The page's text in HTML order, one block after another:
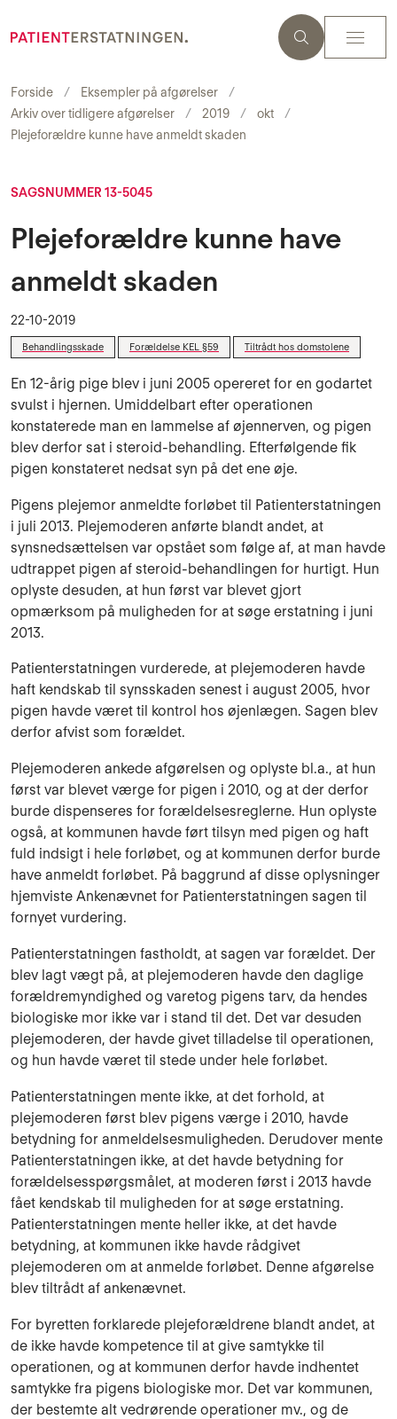
Forside
Eksempler på afgørelser
Arkiv over tidligere afgørelser
2019
okt
Plejeforældre kunne have anmeldt skaden
SAGSNUMMER 13-5045
Plejeforældre kunne have
anmeldt skaden
22-10-2019
Behandlingsskade Forældelse KEL §59 Tiltrådt hos domstolene
En 12-årig pige blev i juni 2005 opereret for en godartet
svulst i hjernen. Umiddelbart efter operationen
konstaterede man en lammelse af øjennerven, og pigen
blev derfor sat i steroid-behandling. Efterfølgende fik
pigen konstateret nedsat syn på det ene øje.
Pigens plejemor anmeldte forløbet til Patienterstatningen
i juli 2013. Plejemoderen anførte blandt andet, at
synsnedsættelsen var opstået som følge af, at man havde
udtrappet pigen af steroid-behandlingen for hurtigt. Hun
oplyste desuden, at hun først var blevet gjort
opmærksom på muligheden for at søge erstatning i juni
2013.
Patienterstatningen vurderede, at plejemoderen havde
haft kendskab til synsskaden senest i august 2005, hvor
pigen havde været til kontrol hos øjenlægen. Sagen blev
derfor afvist som forældet.
Plejemoderen ankede afgørelsen og oplyste bl.a., at hun
først var blevet værge for pigen i 2010, og at der derfor
burde dispenseres for forældelsesreglerne. Hun oplyste
også, at kommunen havde ført tilsyn med pigen og haft
fuld indsigt i hele forløbet, og at kommunen derfor burde
have anmeldt forløbet. På baggrund af disse oplysninger
hjemviste Ankenævnet for Patienterstatningen sagen til
fornyet vurdering.
Patienterstatningen fastholdt, at sagen var forældet. Der
blev lagt vægt på, at plejemoderen havde den daglige
forældremyndighed og varetog pigens tarv, da hendes
biologiske mor ikke var i stand til det. Det var desuden
plejemoderen, der havde givet tilladelse til operationen,
og hun havde været til stede under hele forløbet.
Patienterstatningen mente ikke, at det forhold, at
plejemoderen først blev pigens værge i 2010, havde
betydning for anmeldelsesmuligheden. Derudover mente
Patienterstatningen ikke, at det havde betydning for
forældelsesspørgsmålet, at moderen først i 2013 havde
fået kendskab til muligheden for at søge erstatning.
Patienterstatningen mente heller ikke, at det havde
betydning, at kommunen ikke havde rådgivet
plejemoderen om at anmelde forløbet. Denne afgørelse
blev tiltrådt af ankenævnet.
For byretten forklarede plejeforældrene blandt andet, at
de ikke havde kompetence til at give samtykke til
operationen, og at kommunen derfor havde indhentet
samtykke fra pigens biologiske mor. Det var kommunen,
der bestemte alt vedrørende operationer mv., og de